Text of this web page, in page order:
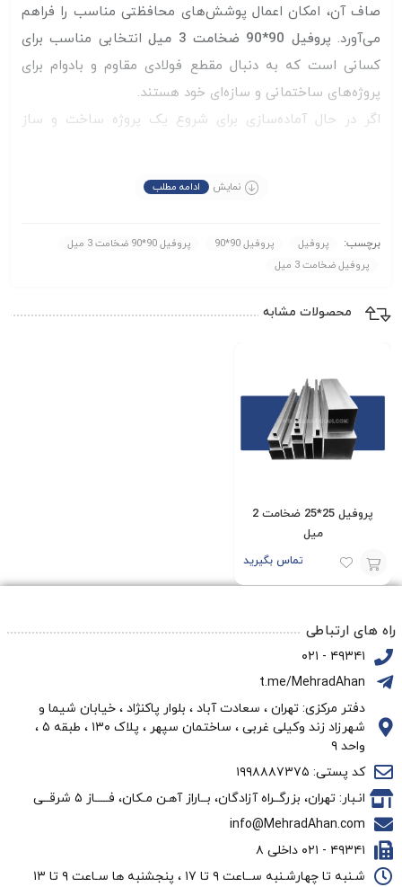
صاف آن، امکان اعمال پوشش‌های محافظتی مناسب را فراهم
می‌آورد. پروفیل 90*90 ضخامت 3 میل
انتخابی مناسب برای
کسانی است که به دنبال مقطع فولادی مقاوم و بادوام برای
پروژه‌های ساختمانی و سازه‌ای خود هستند.
اگر در حال آماده‌سازی برای شروع یک پروژه ساخت‌ و ساز
ضخامت‌های گوناگون موجود است که هرکدام ویژگی‌های
بسته به نیاز پروژه می‌تواند تأثیر زیادی در استحکام و عملکرد
پروفیل برای پروژه خود دچار تردید شده‌اید، می‌توانید در هر زمان
همچنین می توانید از طریق
های روز پروفیل را مشاهده فرمایید.
نمایش ادامه مطلب
برچسب: پروفیل پروفیل 90*90
پروفیل 90*90 ضخامت 3 میل
پروفیل ضخامت 3 میل
محصولات مشابه
پروفیل 25*25 ضخامت 2
میل
تماس بگیرید
سبد
راه های ارتباطی
۴۹۳۴۱ - ۰۲۱
t.me/MehradAhan
دفتر مرکزی: تهران ، سعادت آباد ، بلوار پاکنژاد ، خیابان شیما و
شهرزاد زند وکیلی غربی ، ساختمان سپهر ، پلاک ۱۳۰ ، طبقه ۵ ،
واحد ۹
کد پستی: ۱۹۹۸۸۸۷۳۷۵
انـبار: تهران، بزرگــراه آزادگان، بــاراز آهـن مـکان، فـــــاز ۵ شرقــی
info@MehradAhan.com
۴۹۳۴۱ - ۰۲۱ داخلی ۸
شـنبه تا چهارشـنبه ســاعت ۹ تا ۱۷ ، پنجشنبه ها سـاعت ۹ تا ۱۳